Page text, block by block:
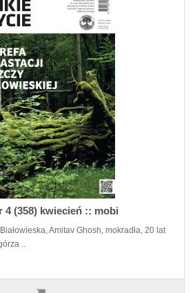
4 (358) kwiecień :: mobi
Amitav Ghosh, mokradła, 20 lat
..